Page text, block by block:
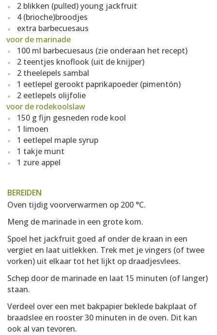
2 blikken (pulled) young jackfruit
4 (brioche)broodjes
extra barbecuesaus
voor de marinade
100 ml barbecuesaus (zie onderaan het recept)
2 teentjes knoflook (uit de knijper)
2 theelepels sambal
1 eetlepel gerookt paprikapoeder (pimentón)
2 eetlepels olijfolie
voor de rodekoolslaw
150 g fijn gesneden rode kool
1 limoen
1 eetlepel maple syrup
1 takje munt
1 zure appel
BEREIDEN
Oven tijdig voorverwarmen op 200 °C.
Meng de marinade in een grote kom.
Spoel het jackfruit goed af onder de kraan in een
vergiet en laat uitlekken. Trek met je vingers (of twee
vorken) uit elkaar tot het lijkt op draadjesvlees.
Schep door de marinade en laat 15 minuten (of langer)
staan.
Verdeel over een met bakpapier beklede bakplaat of
braadslee en rooster 30 minuten in de oven. Dit kan
ook al van tevoren.